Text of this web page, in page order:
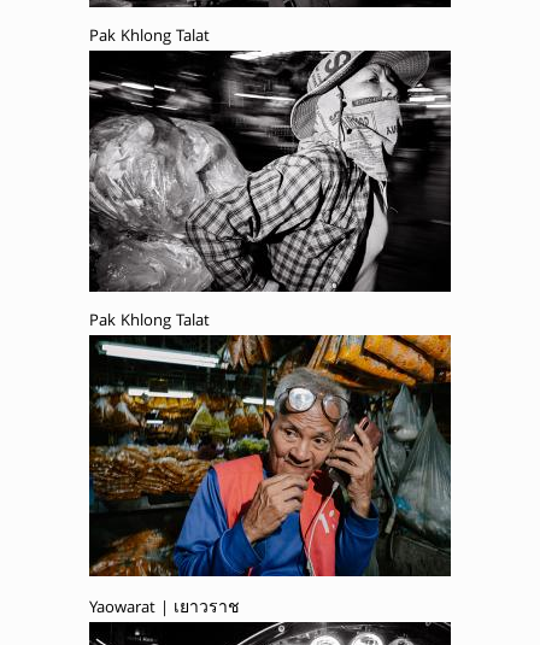
Pak Khlong Talat
Pak Khlong Talat
Yaowarat | เยาวราช